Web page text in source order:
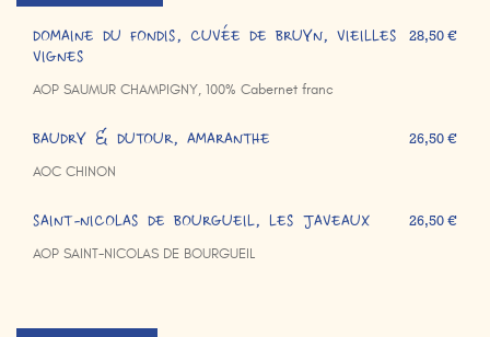
DOMAINE DU FONDIS, CUVÉE DE BRUYN, VIEILLES
VIGNES
AOP SAUMUR CHAMPIGNY, 100% Cabernet franc
28,50 €
BAUDRY & DUTOUR, AMARANTHE
AOC CHINON
26,50 €
SAINT-NICOLAS DE BOURGUEIL, LES JAVEAUX
AOP SAINT-NICOLAS DE BOURGUEIL
26,50 €